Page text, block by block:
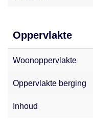
Oppervlakte
Woonoppervlakte
Oppervlakte berging
Inhoud